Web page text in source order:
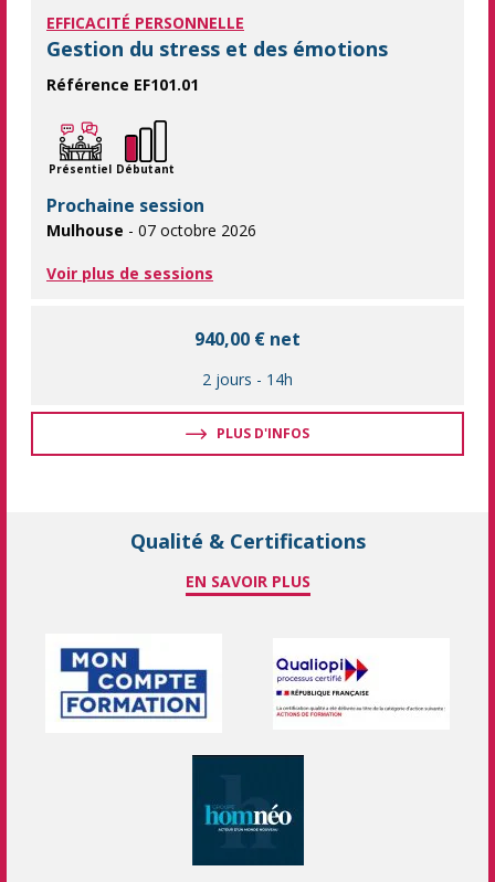
EFFICACITÉ PERSONNELLE
Gestion du stress et des émotions
Référence EF101.01
Gérer son stress pour gagner en efficacité. Apprendre à
Présentiel Débutant
Prochaine session
Mulhouse - 07 octobre 2026
Voir plus de sessions
940,00 € net
2 jours - 14h
PLUS D'INFOS
Qualité & Certifications
EN SAVOIR PLUS